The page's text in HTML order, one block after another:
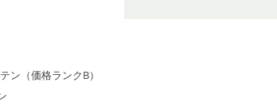
ン（価格ランクB）